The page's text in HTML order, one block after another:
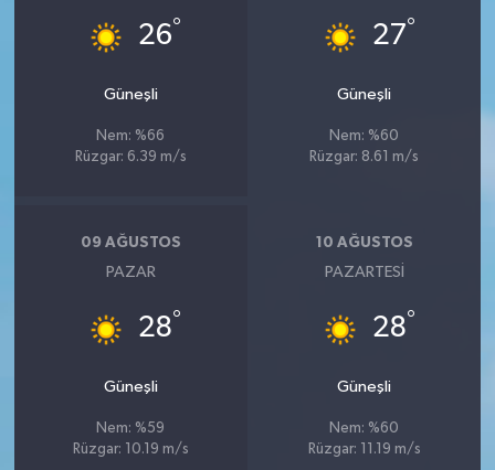
26°
Güneşli
Nem: %66
Rüzgar: 6.39 m/s
27°
Güneşli
Nem: %60
Rüzgar: 8.61 m/s
09 AĞUSTOS
PAZAR
28°
Güneşli
Nem: %59
Rüzgar: 10.19 m/s
10 AĞUSTOS
PAZARTESI
28°
Güneşli
Nem: %60
Rüzgar: 11.19 m/s